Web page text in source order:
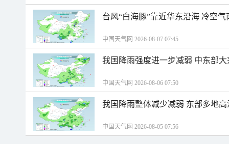
台风“白海豚”靠近华东沿海 冷空
中国天气网 2026-08-07 07:45
我国降雨强度进一步减弱 中东部
中国天气网 2026-08-06 07:50
我国降雨整体减少减弱 东部多地
中国天气网 2026-08-05 07:56